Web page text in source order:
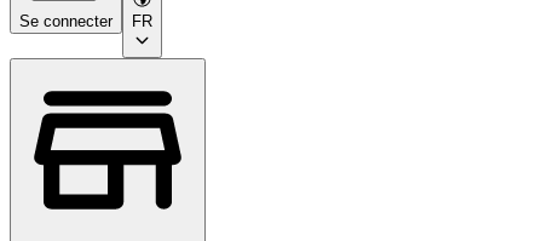
Se connecter FR